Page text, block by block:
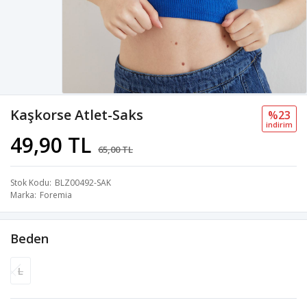
Kaşkorse Atlet-Saks
49,90 TL 65,00 TL
%23
i̇ndi̇ri̇m
Stok Kodu BLZ00492-SAK
Marka Foremia
Beden
L